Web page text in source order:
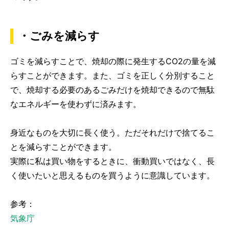
・ごみを減らす
ゴミを減らすことで、焼却の際に発生するCO2の量を減
らすことができます。また、ゴミを正しく分別すること
で、焼却する必要のあるごみだけを焼却できるので無駄
なエネルギーを使わずに済みます。
身近なものを大切に長く使う。ただそれだけで捨てるこ
とを減らすことができます。
実際に私は買い物をするときに、衝動買いではなく、長
く使いたいと思えるものを買うように意識しています。
参考：
気象庁